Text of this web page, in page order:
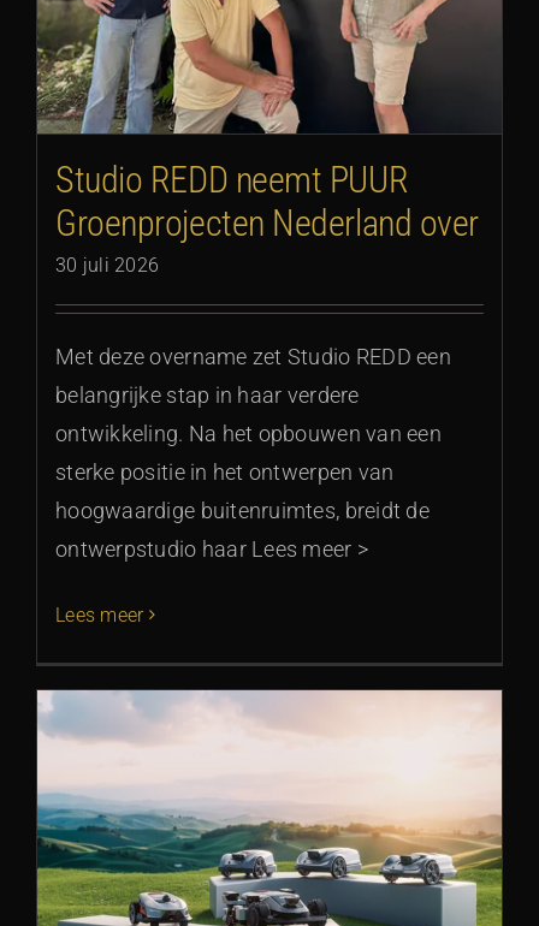
Studio REDD neemt PUUR
Groenprojecten Nederland over
30 juli 2026
Met deze overname zet Studio REDD een
belangrijke stap in haar verdere
ontwikkeling. Na het opbouwen van een
sterke positie in het ontwerpen van
hoogwaardige buitenruimtes, breidt de
ontwerpstudio haar Lees meer >
Lees meer